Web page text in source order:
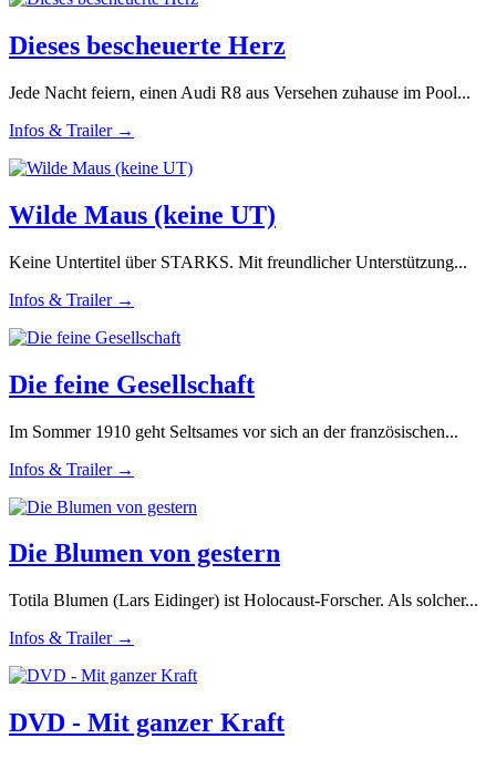
Dieses bescheuerte Herz
Jede Nacht feiern, einen Audi R8 aus Versehen zuhause im Pool...
Infos & Trailer →
Wilde Maus (keine UT)
Keine Untertitel über STARKS. Mit freundlicher Unterstützung...
Infos & Trailer →
Die feine Gesellschaft
Im Sommer 1910 geht Seltsames vor sich an der französischen...
Infos & Trailer →
Die Blumen von gestern
Totila Blumen (Lars Eidinger) ist Holocaust-Forscher. Als solcher...
Infos & Trailer →
DVD - Mit ganzer Kraft